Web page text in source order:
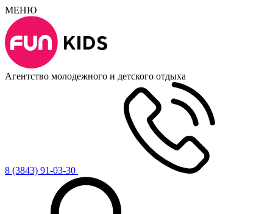
МЕНЮ
Агентство молодежного и детского отдыха
8 (3843) 91-03-30